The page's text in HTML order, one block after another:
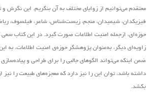
معتقدم می‌توانیم از زوایای مختلف به آن بنگریم. این نگرش و
فیزیکدان، شیمیدان، منجم، زیست‌شناس، شاعر، فیلسوف،
حوزه‌ای، ازجمله امنیت اطلاعات صورت گیرد. در این کتاب سعی
زاویه‌ای دیگر، به‌عنوان پژوهشگر حوزه‌ی امنیت اطلاعات، به
ضمن اینکه می‌تواند الگوهای جالبی را برای طراحی و
داشته باشد، توان این را نیز دارد که معجزه‌های طبیعت را نیز
بکشد.